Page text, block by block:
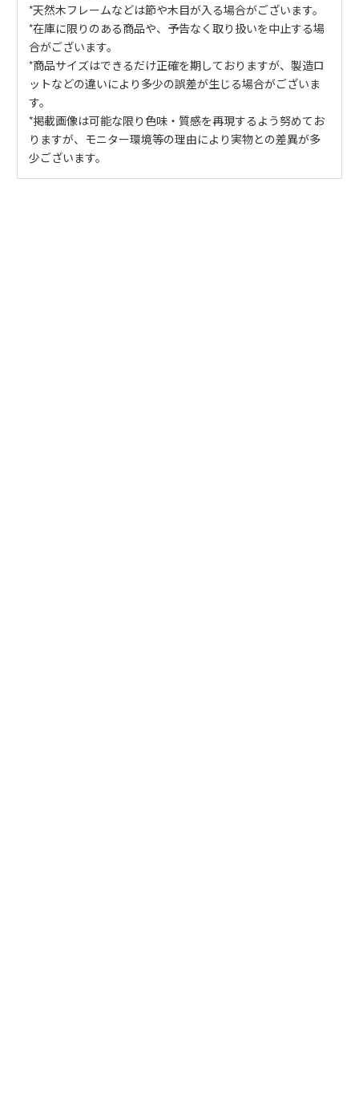
*天然木フレームなどは節や木目が入る場合がございます。
*在庫に限りのある商品や、予告なく取り扱いを中止する場
合がございます。
*商品サイズはできるだけ正確を期しておりますが、製造ロ
ットなどの違いにより多少の誤差が生じる場合がございま
す。
*掲載画像は可能な限り色味・質感を再現するよう努めてお
りますが、モニター環境等の理由により実物との差異が多
少ございます。